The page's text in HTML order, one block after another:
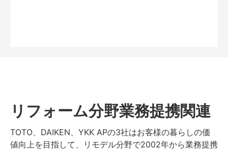
リフォーム分野業務提携関連
TOTO、DAIKEN、YKK APの3社はお客様の暮らしの価
値向上を目指して、リモデル分野で2002年から業務提携